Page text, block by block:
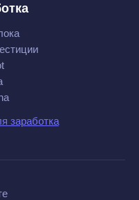
заработка